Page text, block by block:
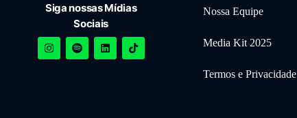
Siga nossas Mídias
Sociais
Nossa Equipe
Media Kit 2025
Termos e Privacidade